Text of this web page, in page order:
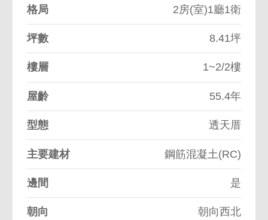
格局 2房(室)1廳1衛
坪數 8.41坪
樓層 1~2/2樓
屋齡 55.4年
型態 透天厝
主要建材 鋼筋混凝土(RC)
邊間 是
朝向 朝向西北